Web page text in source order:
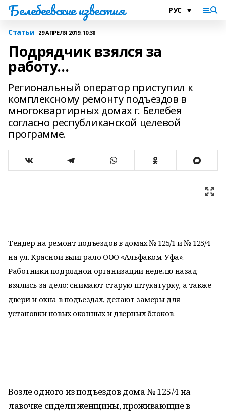
Белебеевские известия
Статьи 29 АПРЕЛЯ 2019, 10:38
Подрядчик взялся за
работу…
Региональный оператор приступил к
комплексному ремонту подъездов в
многоквартирных домах г. Белебея
согласно республиканской целевой
программе.
Тендер на ремонт подъездов в домах № 125/1 и № 125/4
на ул. Красной выиграло ООО «Альфаком-Уфа».
Работники подрядной организации неделю назад
взялись за дело: снимают старую штукатурку, а также
двери и окна в подъездах, делают замеры для
установки новых оконных и дверных блоков.
Возле одного из подъездов дома № 125/4 на
лавочке сидели женщины, проживающие в